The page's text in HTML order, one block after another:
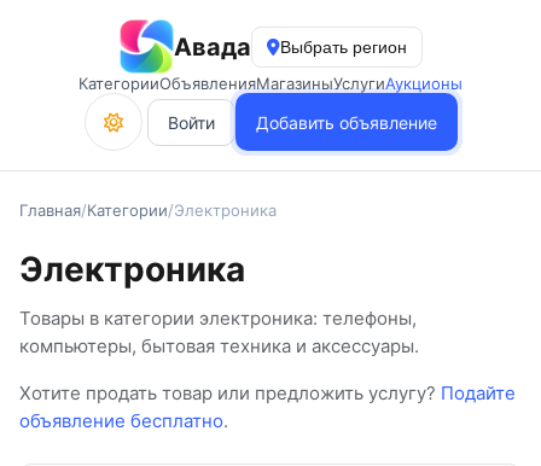
Авада
Выбрать регион
КатегорииОбъявленияМагазиныУслугиАукционы
Войти Добавить объявление
Главная/Категории/Электроника
Электроника
Товары в категории электроника: телефоны,
компьютеры, бытовая техника и аксессуары.
Хотите продать товар или предложить услугу? Подайте
объявление бесплатно.